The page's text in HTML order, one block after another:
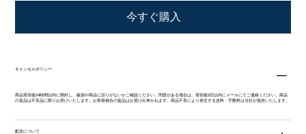
今すぐ購入
キャンセルポリシー
商品受領後24時間以内に開封し、破損や商品に誤りがないかご確認ください。問題がある場合は、受領後3日以内にメールにてご連絡ください。商品
の返品は不良品に限りお受けいたします。お客様都合の返品はお受け出来かねます。商品不良により発生する送料・手数料は当社が負担いたします。
配送について